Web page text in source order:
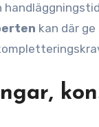
kan där